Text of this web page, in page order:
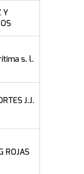
Y
s. l.
J.J.
ROJAS